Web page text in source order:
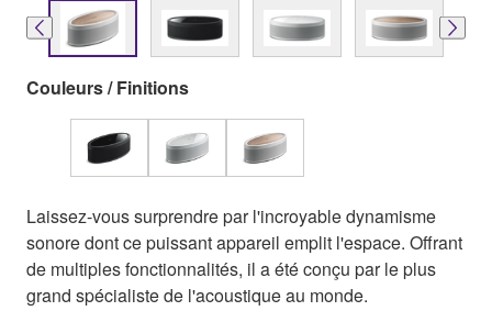
Couleurs / Finitions
Laissez-vous surprendre par l'incroyable dynamisme
sonore dont ce puissant appareil emplit l'espace. Offrant
de multiples fonctionnalités, il a été conçu par le plus
grand spécialiste de l'acoustique au monde.